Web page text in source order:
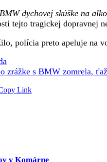
dychovej skúške na
tejto tragickej dopravnej
polícia preto apeluje na
zrážke s BMW zomrela,
Link
v Komárne